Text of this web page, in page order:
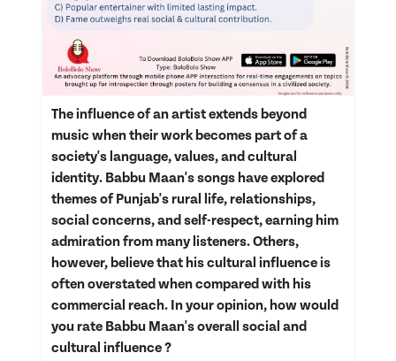
The influence of an artist extends beyond
music when their work becomes part of a
society's language, values, and cultural
identity. Babbu Maan's songs have explored
themes of Punjab's rural life, relationships,
social concerns, and self-respect, earning him
admiration from many listeners. Others,
however, believe that his cultural influence is
often overstated when compared with his
commercial reach. In your opinion, how would
you rate Babbu Maan's overall social and
cultural influence ?